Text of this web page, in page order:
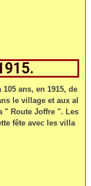
ans, en 1915, de
le village et aux al
" Route Joffre ". Les
fête avec les villa